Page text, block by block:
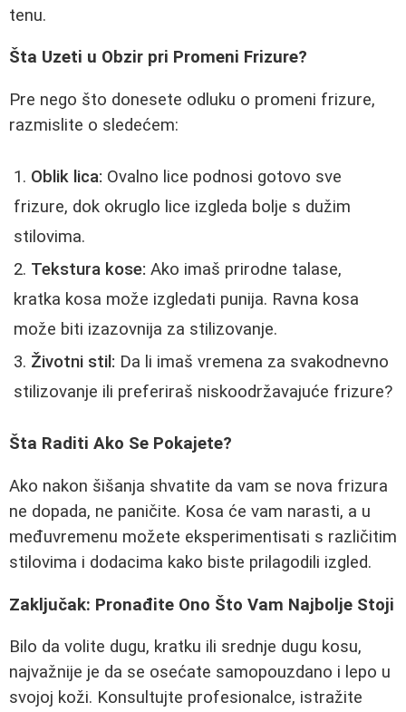
tenu.
Šta Uzeti u Obzir pri Promeni Frizure?
Pre nego što donesete odluku o promeni frizure,
razmislite o sledećem:
Oblik lica: Ovalno lice podnosi gotovo sve
frizure, dok okruglo lice izgleda bolje s dužim
stilovima.
Tekstura kose: Ako imaš prirodne talase,
kratka kosa može izgledati punija. Ravna kosa
može biti izazovnija za stilizovanje.
Životni stil: Da li imaš vremena za svakodnevno
stilizovanje ili preferiraš niskoodržavajuće frizure?
Šta Raditi Ako Se Pokajete?
Ako nakon šišanja shvatite da vam se nova frizura
ne dopada, ne paničite. Kosa će vam narasti, a u
međuvremenu možete eksperimentisati s različitim
stilovima i dodacima kako biste prilagodili izgled.
Zaključak: Pronađite Ono Što Vam Najbolje Stoji
Bilo da volite dugu, kratku ili srednje dugu kosu,
najvažnije je da se osećate samopouzdano i lepo u
svojoj koži. Konsultujte profesionalce, istražite